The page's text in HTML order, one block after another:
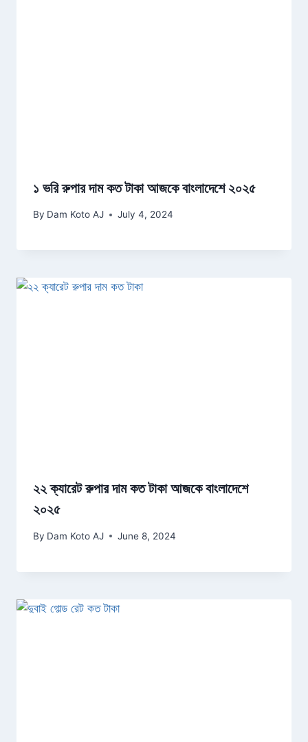
১ ভরি রুপার দাম কত টাকা আজকে বাংলাদেশে ২০২৫
By Dam Koto AJ July 4, 2024
২২ ক্যারেট রুপার দাম কত টাকা আজকে বাংলাদেশে
২০২৫
By Dam Koto AJ June 8, 2024